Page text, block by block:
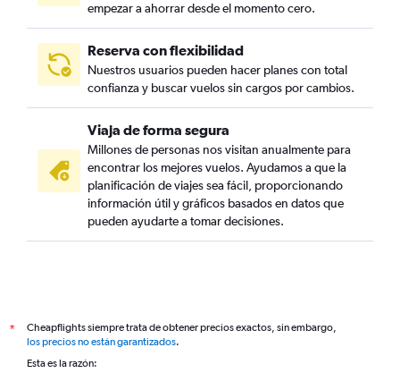
empezar a ahorrar desde el momento cero.
Reserva con flexibilidad
Nuestros usuarios pueden hacer planes con total
confianza y buscar vuelos sin cargos por cambios.
Viaja de forma segura
Millones de personas nos visitan anualmente para
encontrar los mejores vuelos. Ayudamos a que la
planificación de viajes sea fácil, proporcionando
información útil y gráficos basados en datos que
pueden ayudarte a tomar decisiones.
*
Cheapflights siempre trata de obtener precios exactos, sin embargo,
los precios no están garantizados.
Esta es la razón: